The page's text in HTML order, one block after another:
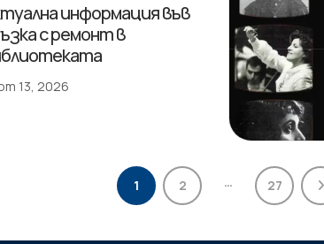
информация във
с ремонт в
13, 2026
1 2 … 27